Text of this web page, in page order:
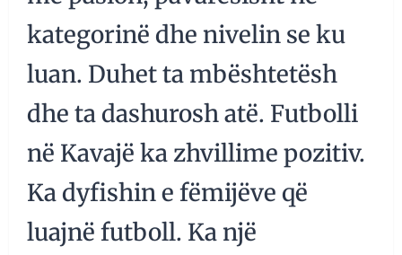
kategorinë dhe nivelin se ku
luan. Duhet ta mbështetësh
dhe ta dashurosh atë. Futbolli
në Kavajë ka zhvillime pozitiv.
Ka dyfishin e fëmijëve që
luajnë futboll. Ka një